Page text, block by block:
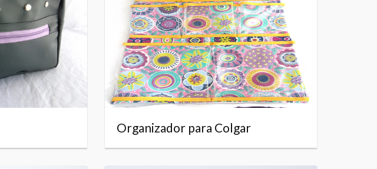
Organizador para Colgar